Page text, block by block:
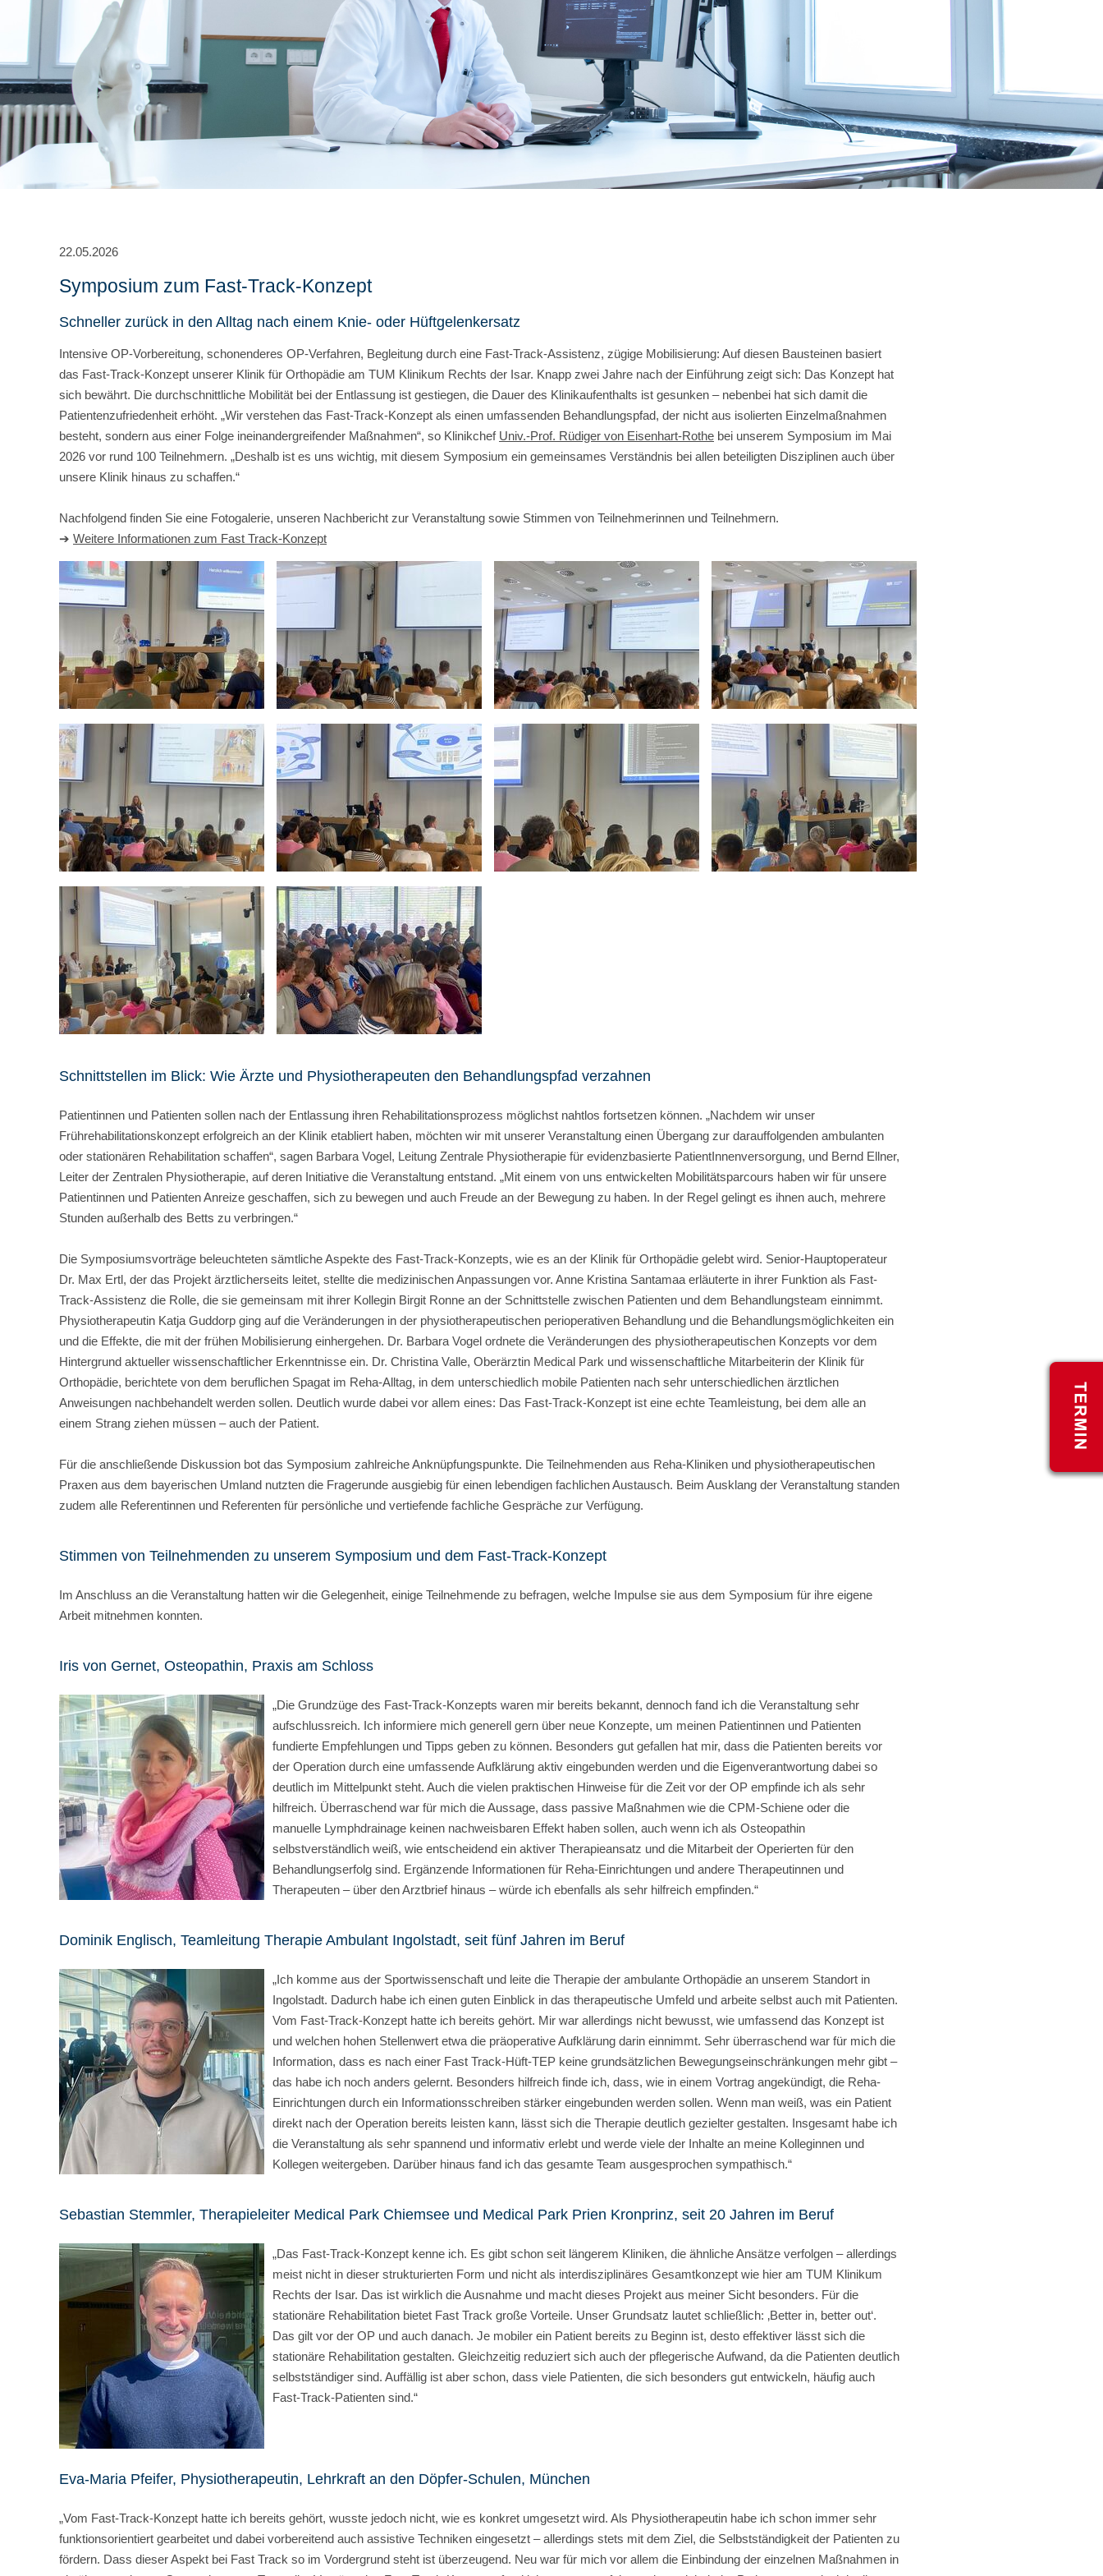
22.05.2026
Symposium zum Fast-Track-Konzept
Schneller zurück in den Alltag nach einem Knie- oder Hüftgelenkersatz
Intensive OP-Vorbereitung, schonenderes OP-Verfahren, Begleitung durch eine Fast-Track-Assistenz, zügige Mobilisierung: Auf diesen Bausteinen basiert
das Fast-Track-Konzept unserer Klinik für Orthopädie am TUM Klinikum Rechts der Isar. Knapp zwei Jahre nach der Einführung zeigt sich: Das Konzept hat
sich bewährt. Die durchschnittliche Mobilität bei der Entlassung ist gestiegen, die Dauer des Klinikaufenthalts ist gesunken – nebenbei hat sich damit die
Patientenzufriedenheit erhöht. „Wir verstehen das Fast-Track-Konzept als einen umfassenden Behandlungspfad, der nicht aus isolierten Einzelmaßnahmen
besteht, sondern aus einer Folge ineinandergreifender Maßnahmen“, so Klinikchef Univ.-Prof. Rüdiger von Eisenhart-Rothe bei unserem Symposium im Mai
2026 vor rund 100 Teilnehmern. „Deshalb ist es uns wichtig, mit diesem Symposium ein gemeinsames Verständnis bei allen beteiligten Disziplinen auch über
unsere Klinik hinaus zu schaffen.“
Nachfolgend finden Sie eine Fotogalerie, unseren Nachbericht zur Veranstaltung sowie Stimmen von Teilnehmerinnen und Teilnehmern.
➔ Weitere Informationen zum Fast Track-Konzept
Schnittstellen im Blick: Wie Ärzte und Physiotherapeuten den Behandlungspfad verzahnen
Patientinnen und Patienten sollen nach der Entlassung ihren Rehabilitationsprozess möglichst nahtlos fortsetzen können. „Nachdem wir unser
Frührehabilitationskonzept erfolgreich an der Klinik etabliert haben, möchten wir mit unserer Veranstaltung einen Übergang zur darauffolgenden ambulanten
oder stationären Rehabilitation schaffen“, sagen Barbara Vogel, Leitung Zentrale Physiotherapie für evidenzbasierte PatientInnenversorgung, und Bernd Ellner,
Leiter der Zentralen Physiotherapie, auf deren Initiative die Veranstaltung entstand. „Mit einem von uns entwickelten Mobilitätsparcours haben wir für unsere
Patientinnen und Patienten Anreize geschaffen, sich zu bewegen und auch Freude an der Bewegung zu haben. In der Regel gelingt es ihnen auch, mehrere
Stunden außerhalb des Betts zu verbringen.“
Die Symposiumsvorträge beleuchteten sämtliche Aspekte des Fast-Track-Konzepts, wie es an der Klinik für Orthopädie gelebt wird. Senior-Hauptoperateur
Dr. Max Ertl, der das Projekt ärztlicherseits leitet, stellte die medizinischen Anpassungen vor. Anne Kristina Santamaa erläuterte in ihrer Funktion als Fast-
Track-Assistenz die Rolle, die sie gemeinsam mit ihrer Kollegin Birgit Ronne an der Schnittstelle zwischen Patienten und dem Behandlungsteam einnimmt.
Physiotherapeutin Katja Guddorp ging auf die Veränderungen in der physiotherapeutischen perioperativen Behandlung und die Behandlungsmöglichkeiten ein
und die Effekte, die mit der frühen Mobilisierung einhergehen. Dr. Barbara Vogel ordnete die Veränderungen des physiotherapeutischen Konzepts vor dem
Hintergrund aktueller wissenschaftlicher Erkenntnisse ein. Dr. Christina Valle, Oberärztin Medical Park und wissenschaftliche Mitarbeiterin der Klinik für
Orthopädie, berichtete von dem beruflichen Spagat im Reha-Alltag, in dem unterschiedlich mobile Patienten nach sehr unterschiedlichen ärztlichen
Anweisungen nachbehandelt werden sollen. Deutlich wurde dabei vor allem eines: Das Fast-Track-Konzept ist eine echte Teamleistung, bei dem alle an
einem Strang ziehen müssen – auch der Patient.
Für die anschließende Diskussion bot das Symposium zahlreiche Anknüpfungspunkte. Die Teilnehmenden aus Reha-Kliniken und physiotherapeutischen
Praxen aus dem bayerischen Umland nutzten die Fragerunde ausgiebig für einen lebendigen fachlichen Austausch. Beim Ausklang der Veranstaltung standen
zudem alle Referentinnen und Referenten für persönliche und vertiefende fachliche Gespräche zur Verfügung.
Stimmen von Teilnehmenden zu unserem Symposium und dem Fast-Track-Konzept
Im Anschluss an die Veranstaltung hatten wir die Gelegenheit, einige Teilnehmende zu befragen, welche Impulse sie aus dem Symposium für ihre eigene
Arbeit mitnehmen konnten.
Iris von Gernet, Osteopathin, Praxis am Schloss
„Die Grundzüge des Fast-Track-Konzepts waren mir bereits bekannt, dennoch fand ich die Veranstaltung sehr
aufschlussreich. Ich informiere mich generell gern über neue Konzepte, um meinen Patientinnen und Patienten
fundierte Empfehlungen und Tipps geben zu können. Besonders gut gefallen hat mir, dass die Patienten bereits vor
der Operation durch eine umfassende Aufklärung aktiv eingebunden werden und die Eigenverantwortung dabei so
deutlich im Mittelpunkt steht. Auch die vielen praktischen Hinweise für die Zeit vor der OP empfinde ich als sehr
hilfreich. Überraschend war für mich die Aussage, dass passive Maßnahmen wie die CPM-Schiene oder die
manuelle Lymphdrainage keinen nachweisbaren Effekt haben sollen, auch wenn ich als Osteopathin
selbstverständlich weiß, wie entscheidend ein aktiver Therapieansatz und die Mitarbeit der Operierten für den
Behandlungserfolg sind. Ergänzende Informationen für Reha-Einrichtungen und andere Therapeutinnen und
Therapeuten – über den Arztbrief hinaus – würde ich ebenfalls als sehr hilfreich empfinden.“
Dominik Englisch, Teamleitung Therapie Ambulant Ingolstadt, seit fünf Jahren im Beruf
„Ich komme aus der Sportwissenschaft und leite die Therapie der ambulante Orthopädie an unserem Standort in
Ingolstadt. Dadurch habe ich einen guten Einblick in das therapeutische Umfeld und arbeite selbst auch mit Patienten.
Vom Fast-Track-Konzept hatte ich bereits gehört. Mir war allerdings nicht bewusst, wie umfassend das Konzept ist
und welchen hohen Stellenwert etwa die präoperative Aufklärung darin einnimmt. Sehr überraschend war für mich die
Information, dass es nach einer Fast Track-Hüft-TEP keine grundsätzlichen Bewegungseinschränkungen mehr gibt –
das habe ich noch anders gelernt. Besonders hilfreich finde ich, dass, wie in einem Vortrag angekündigt, die Reha-
Einrichtungen durch ein Informationsschreiben stärker eingebunden werden sollen. Wenn man weiß, was ein Patient
direkt nach der Operation bereits leisten kann, lässt sich die Therapie deutlich gezielter gestalten. Insgesamt habe ich
die Veranstaltung als sehr spannend und informativ erlebt und werde viele der Inhalte an meine Kolleginnen und
Kollegen weitergeben. Darüber hinaus fand ich das gesamte Team ausgesprochen sympathisch.“
Sebastian Stemmler, Therapieleiter Medical Park Chiemsee und Medical Park Prien Kronprinz, seit 20 Jahren im Beruf
„Das Fast-Track-Konzept kenne ich. Es gibt schon seit längerem Kliniken, die ähnliche Ansätze verfolgen – allerdings
meist nicht in dieser strukturierten Form und nicht als interdisziplinäres Gesamtkonzept wie hier am TUM Klinikum
Rechts der Isar. Das ist wirklich die Ausnahme und macht dieses Projekt aus meiner Sicht besonders. Für die
stationäre Rehabilitation bietet Fast Track große Vorteile. Unser Grundsatz lautet schließlich: ‚Better in, better out‘.
Das gilt vor der OP und auch danach. Je mobiler ein Patient bereits zu Beginn ist, desto effektiver lässt sich die
stationäre Rehabilitation gestalten. Gleichzeitig reduziert sich auch der pflegerische Aufwand, da die Patienten deutlich
selbstständiger sind. Auffällig ist aber schon, dass viele Patienten, die sich besonders gut entwickeln, häufig auch
Fast-Track-Patienten sind.“
Eva-Maria Pfeifer, Physiotherapeutin, Lehrkraft an den Döpfer-Schulen, München
„Vom Fast-Track-Konzept hatte ich bereits gehört, wusste jedoch nicht, wie es konkret umgesetzt wird. Als Physiotherapeutin habe ich schon immer sehr
funktionsorientiert gearbeitet und dabei vorbereitend auch assistive Techniken eingesetzt – allerdings stets mit dem Ziel, die Selbstständigkeit der Patienten zu
fördern. Dass dieser Aspekt bei Fast Track so im Vordergrund steht ist überzeugend. Neu war für mich vor allem die Einbindung der einzelnen Maßnahmen in